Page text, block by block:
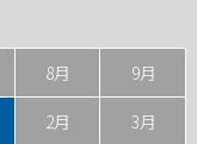
8月 9月
2月 3月